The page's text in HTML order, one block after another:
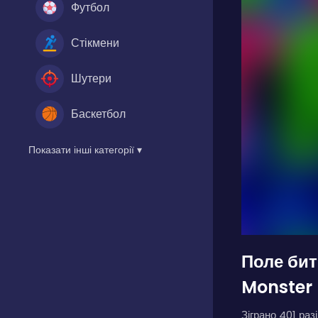
Футбол
Стікмени
Шутери
Баскетбол
Показати інші категорії ▾
Поле
Зіграно 401